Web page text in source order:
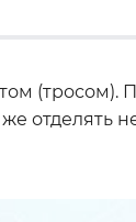
(тросом).
отделять